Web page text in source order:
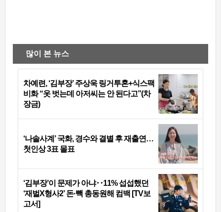
많이 본 뉴스
차예련, ‘김부장’ 주상욱 링거투혼+식스팩
비화 “옷 벗는데 아저씨는 안 된다고”(차
장금)
‘나솔사계’ 국화, 경수와 결별 후 재출연…
첫인상 3표 몰표
‘김부장’이 문제가 아냐‥11% 섭섭했던
‘재벌X형사2’ 돈·빽 총동원해 컴백 [TV보
고서]